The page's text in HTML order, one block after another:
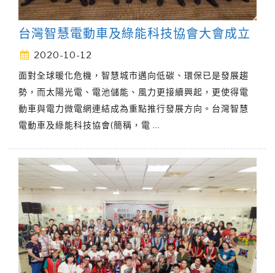
台灣智慧電動車及綠能科技協會大會成立
2020-10-12
面對全球暖化危機，智慧城市邁向低碳、環保已是發展趨
勢，而太陽光電、電池儲能、風力更接續興起，更使得電
動車與電力微電網連結成為重點推行發展方向。台灣智慧
電動車及綠能科技協會(簡稱，電 …